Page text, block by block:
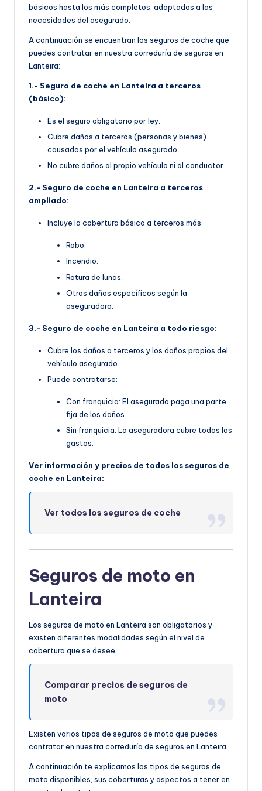
básicos hasta los más completos, adaptados a las
necesidades del asegurado.
A continuación se encuentran los seguros de coche que
puedes contratar en nuestra correduría de seguros en
Lanteira:
1.- Seguro de coche en Lanteira a terceros
(básico):
Es el seguro obligatorio por ley.
Cubre daños a terceros (personas y bienes)
causados por el vehículo asegurado.
No cubre daños al propio vehículo ni al conductor.
2.- Seguro de coche en Lanteira a terceros
ampliado:
Incluye la cobertura básica a terceros más:
Robo.
Incendio.
Rotura de lunas.
Otros daños específicos según la
aseguradora.
3.- Seguro de coche en Lanteira a todo riesgo:
Cubre los daños a terceros y los daños propios del
vehículo asegurado.
Puede contratarse:
Con franquicia: El asegurado paga una parte
fija de los daños.
Sin franquicia: La aseguradora cubre todos los
gastos.
Ver información y precios de todos los seguros de
coche en Lanteira:
Ver todos los seguros de coche
Seguros de moto en
Lanteira
Los seguros de moto en Lanteira son obligatorios y
existen diferentes modalidades según el nivel de
cobertura que se desee.
Comparar precios de seguros de
moto
Existen varios tipos de seguros de moto que puedes
contratar en nuestra correduría de seguros en Lanteira.
A continuación te explicamos los tipos de seguros de
moto disponibles, sus coberturas y aspectos a tener en